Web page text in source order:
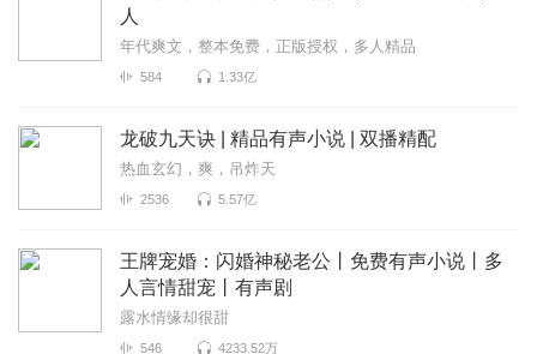
人
年代爽文，整本免费，正版授权，多人精品
584 1.33亿
龙破九天诀 | 精品有声小说 | 双播精配
热血玄幻，爽，吊炸天
2536 5.57亿
王牌宠婚：闪婚神秘老公丨免费有声小说丨多
人言情甜宠丨有声剧
露水情缘却很甜
546 4233.52万